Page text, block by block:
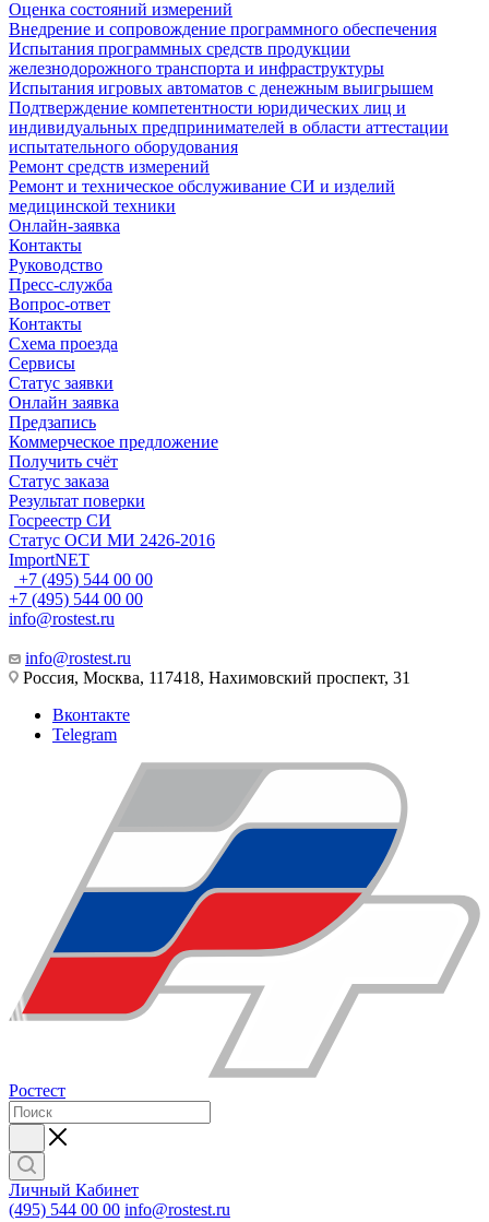
Оценка состояний измерений
Внедрение и сопровождение программного обеспечения
Испытания программных средств продукции
железнодорожного транспорта и инфраструктуры
Испытания игровых автоматов с денежным выигрышем
Подтверждение компетентности юридических лиц и
индивидуальных предпринимателей в области аттестации
испытательного оборудования
Ремонт средств измерений
Ремонт и техническое обслуживание СИ и изделий
медицинской техники
Онлайн-заявка
Контакты
Руководство
Пресс-служба
Вопрос-ответ
Контакты
Схема проезда
Сервисы
Статус заявки
Онлайн заявка
Предзапись
Коммерческое предложение
Получить счёт
Статус заказа
Результат поверки
Госреестр СИ
Статус ОСИ МИ 2426-2016
ImportNET
+7 (495) 544 00 00
+7 (495) 544 00 00
info@rostest.ru
info@rostest.ru
Россия, Москва, 117418, Нахимовский проспект, 31
Вконтакте
Telegram
Ростест
Личный Кабинет
(495) 544 00 00 info@rostest.ru